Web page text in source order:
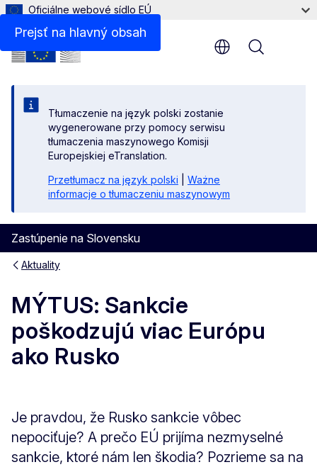
Prejsť na hlavný obsah
Oficiálne webové sídlo EÚ
Tłumaczenie na język polski zostanie
wygenerowane przy pomocy serwisu
tłumaczenia maszynowego Komisji
Europejskiej eTranslation.
Przetłumacz na język polski
Ważne
informacje o tłumaczeniu maszynowym
Zastúpenie na Slovensku
Menu
Aktuality
MÝTUS: Sankcie
poškodzujú viac Európu
ako Rusko
Je pravdou, že Rusko sankcie vôbec
nepociťuje? A prečo EÚ prijíma nezmyselné
sankcie, ktoré nám len škodia? Pozrieme sa na